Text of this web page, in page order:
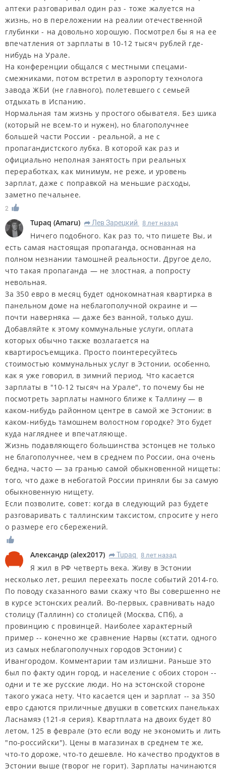
аптеки разговаривал один раз - тоже жалуется на
жизнь, но в переложении на реалии отечественной
глубинки - на довольно хорошую. Посмотрел бы я на ее
впечатления от зарплаты в 10-12 тысяч рублей где-
нибудь на Урале.
На конференции общался с местными спецами-
смежниками, потом встретил в аэропорту технолога
завода ЖБИ (не главного), полетевшего с семьей
отдыхать в Испанию.
Нормальная там жизнь у простого обывателя. Без шика
(который не всем-то и нужен), но благополучнее
большей части России - реальной, а не с
пропагандистского лубка. В которой как раз и
официально неполная занятость при реальных
переработках, как минимум, не реже, и уровень
зарплат, даже с поправкой на меньшие расходы,
заметно печальнее.
2
Tupaq (Amaru) R Лев Зарецкий 8 лет назад
Ничего подобного. Как раз то, что пишете Вы, и
есть самая настоящая пропаганда, основанная на
полном незнании тамошней реальности. Другое дело,
что такая пропаганда — не злостная, а попросту
невольная.
За 350 евро в месяц будет однокомнатная квартирка в
панельном доме на неблагополучной окраине и —
почти наверняка — даже без ванной, только душ.
Добавляйте к этому коммунальные услуги, оплата
которых обычно также возлагается на
квартиросъемщика. Просто поинтересуйтесь
стоимостью коммунальных услуг в Эстонии, особенно,
как я уже говорил, в зимний период. Что касается
зарплаты в "10-12 тысяч на Урале", то почему бы не
посмотреть зарплаты намного ближе к Таллину — в
каком-нибудь районном центре в самой же Эстонии: в
каком-нибудь тамошнем волостном городке? Это будет
куда нагляднее и впечатляюще.
Жизнь подавляющего большинства эстонцев не только
не благополучнее, чем в среднем по России, она очень
бедна, часто — за гранью самой обыкновенной нищеты:
того, что даже в небогатой России приняли бы за самую
обыкновенную нищету.
Если позволите, совет: когда в следующий раз будете
разговаривать с таллинским таксистом, спросите у него
о размере его сбережений.
Александр (alex2017) R Tupaq 8 лет назад
Я жил в РФ четверть века. Живу в Эстонии
несколько лет, решил переехать после событий 2014-го.
По поводу сказанного вами скажу что Вы совершенно не
в курсе эстонских реалий. Во-первых, сравнивать надо
столицу (Таллинн) со столицей (Москва, СПб), а
провинцию с провинцей. Наиболее характерный
пример -- конечно же сравнение Нарвы (кстати, одного
из самых неблагополучных городов Эстонии) с
Ивангородом. Комментарии там излишни. Раньше это
был по факту один город, и население с обоих сторон --
одни и те же русские люди. Но на эстонской стороне
такого ужаса нету. Что касается цен и зарплат -- за 350
евро сдаются приличные двушки в советских панельках
Ласнамяэ (121-я серия). Квартплата на двоих будет 80
летом, 125 в феврале (это если воду не экономить и лить
"по-российски"). Цены в магазинах в среднем те же,
что-то дороже, что-то дешевле. Но качество продуктов в
Эстонии выше (творог не горит). Зарплаты начинаются